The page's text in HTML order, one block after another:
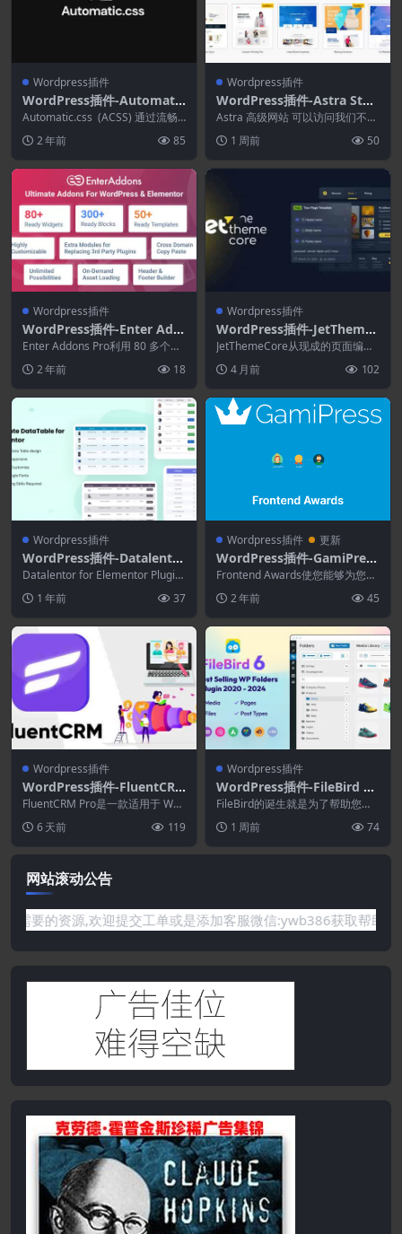
Wordpress插件
WordPress插件-Automati
c.css 4.0.0–WordPress的CS
S框架
Automatic.css (ACSS) 通过流畅
2 年前 85
Wordpress插件
WordPress插件-Astra Star
ter Templates Premium 4.
7.3
Astra 高级网站 可以访问我们不断
完整的网站，...
1 周前 50
Wordpress插件
WordPress插件-Enter Add
ons Pro 1.0.3–适用于Word
Press的Elementor插件
Enter Addons Pro利用 80 多个免
2 年前 18
Wordpress插件
WordPress插件-JetTheme
Core 2.3.1.2-WordPress主
题生成器
JetThemeCore从现成的页面编写
新的主题部...
4 月前 102
Wordpress插件
WordPress插件-Datalentor
1.0.3–Elementor 的高级数
据表
Datalentor for Elementor Plugin
1 年前 37
Wordpress插件 更新
WordPress插件-GamiPress
–Frontend Awards 1.0.0
Frontend Awards使您能够为您的
分、成就...
2 年前 45
Wordpress插件
WordPress插件-FluentCR
M Pro 3.1.11–WordPress营
销自动化
FluentCRM Pro是一款适用于 Wor
dPress 的自托管电子邮件营销...
6 天前 119
Wordpress插件
WordPress插件-FileBird 6.
5.7–WordPress媒体库文件
夹
FileBird的诞生就是为了帮助您克
服障碍。 该插件使您能够轻松组
织网站媒体库...
1 周前 74
网站滚动公告
你需要的资源,欢迎提交工单或是添加客服微信:ywb386获取帮助